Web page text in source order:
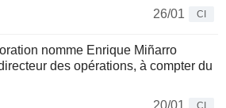
26/01
CI
nomme Enrique Miñarro
des opérations, à compter du
20/01
CI